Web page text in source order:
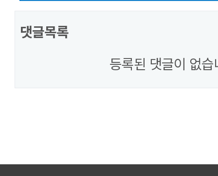
댓글목록
등록된 댓글이 없습